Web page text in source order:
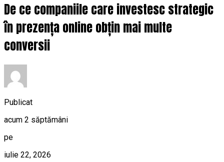
De ce companiile care investesc strategic
în prezența online obțin mai multe
conversii
Publicat
acum 2 săptămâni
pe
iulie 22, 2026